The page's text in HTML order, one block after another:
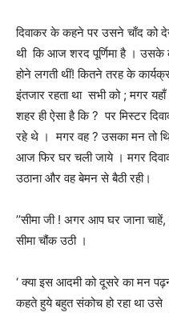
दिवाकर के कहने पर उसने चाँद को
थी कि आज शरद पूर्णिमा है । उसके
होने लगती थीं! कितने तरह के
इंतजार रहता था सभी को ; मगर यहाँ
शहर ही ऐसा है कि?पर मिस्टर
रहे थे । मगर वह ? उसका मन तो
आज फिर घर चली जाये । मगर
उठाना और वह बेमन से बैठी रही।
’’सीमा जी ! अगर आप घर जाना चाहें,
सीमा चौंक उठी ।
‘क्या इस आदमी को दूसरे का मन
कहते हुये बहुत संकोच हो रहा था उसे